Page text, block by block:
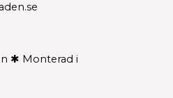
✱ Monterad i